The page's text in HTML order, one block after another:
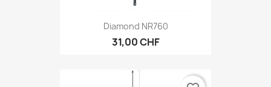
Diamond NR760
31,00 CHF